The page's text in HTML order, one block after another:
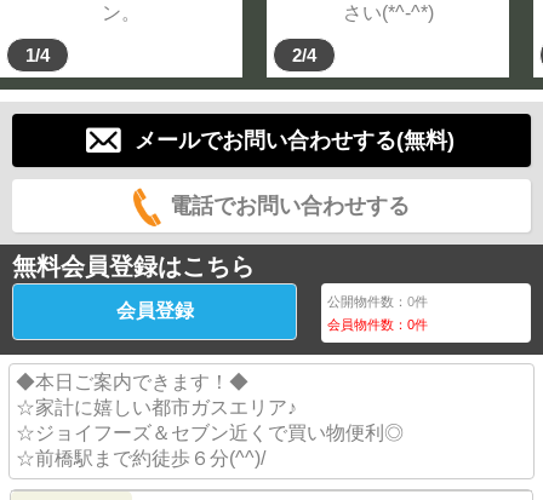
1/4 2/4
メールでお問い合わせする(無料)
電話でお問い合わせする
無料会員登録はこちら
会員登録 公開物件数：0件
会員物件数：0件
◆本日ご案内できます！◆
☆家計に嬉しい都市ガスエリア♪
☆ジョイフーズ＆セブン近くで買い物便利◎
☆前橋駅まで約徒歩６分(^^)/